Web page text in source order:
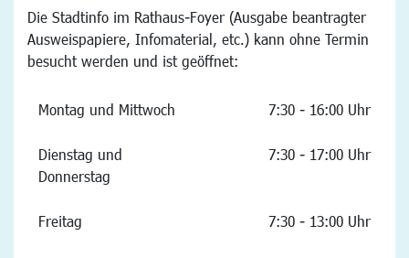
Die Stadtinfo im Rathaus-Foyer (Ausgabe beantragter
Ausweispapiere, Infomaterial, etc.) kann ohne Termin
besucht werden und ist geöffnet:
Montag und Mittwoch 7:30 - 16:00 Uhr
Dienstag und
Donnerstag
7:30 - 17:00 Uhr
Freitag 7:30 - 13:00 Uhr